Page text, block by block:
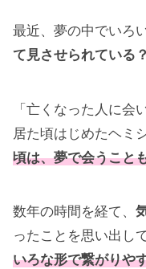
最近、夢の中でいろ
て見させられている？
「亡くなった人に会
居た頃はじめたヘミ
頃は、夢で会うこと
数年の時間を経て、
ったことを思い出し
いろな形で繋がりや